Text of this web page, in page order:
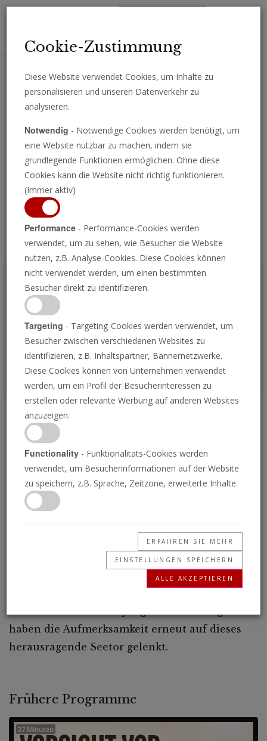
Erhalten Sie wichtige Analysen, Kommentare und Nachrichten
Programm ansehen
P
Die biblische
Prophezeiung enthüllt,
wie Amerika den
Panamakanal gewonnen
und verloren hat
haben die Aufmerksamkeit erneut auf dieses
herausragende Seetor gelenkt.
Frühere Programme
27 Minuten
Cookie-Zustimmung
Diese Website verwendet Cookies, um Inhalte zu
personalisieren und unseren Datenverkehr zu
analysieren.
Notwendig - Notwendige Cookies werden benötigt, um
eine Website nutzbar zu machen, indem sie
grundlegende Funktionen ermöglichen. Ohne diese
Cookies kann die Website nicht richtig funktionieren.
(Immer aktiv)
Performance - Performance-Cookies werden
verwendet, um zu sehen, wie Besucher die Website
nutzen, z.B. Analyse-Cookies. Diese Cookies können
nicht verwendet werden, um einen bestimmten
Besucher direkt zu identifizieren.
Targeting - Targeting-Cookies werden verwendet, um
Besucher zwischen verschiedenen Websites zu
identifizieren, z.B. Inhaltspartner, Bannernetzwerke.
Diese Cookies können von Unternehmen verwendet
werden, um ein Profil der Besucherinteressen zu
erstellen oder relevante Werbung auf anderen Websites
anzuzeigen.
Functionality - Funktionalitäts-Cookies werden
verwendet, um Besucherinformationen auf der Website
zu speichern, z.B. Sprache, Zeitzone, erweiterte Inhalte.
ERFAHREN SIE MEHR
EINSTELLUNGEN SPEICHERN
ALLE AKZEPTIEREN